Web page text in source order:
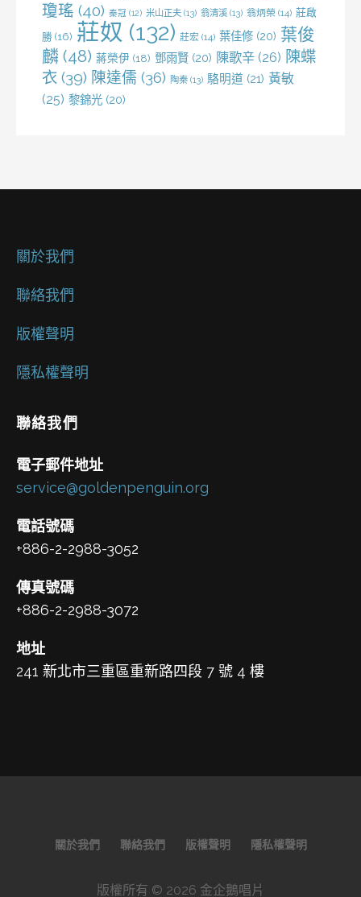
瓊瑤 (40) 秦冠 (12) 米山正夫 (13) 翁清溪 (13) 翁炳榮 (14) 莊啟
勝 (16) 莊奴 (132) 莊宏 (14) 葉佳修 (20) 葉俊
麟 (48) 蔣榮伊 (18) 鄧雨賢 (20) 陳歌辛 (26) 陳蝶
衣 (39) 陳達儒 (36) 陶秦 (13) 駱明道 (21) 黃敏
(25) 黎錦光 (20)
關於我們
聯絡我們
版權聲明
隱私權聲明
聯絡我們
電子郵件地址
service@goldenpenguin.org
電話號碼
+886-2-2988-3052
傳真號碼
+886-2-2988-3072
地址
241 新北市三重區重新路四段 7 號 4 樓
關於我們 聯絡我們 版權聲明 隱私權聲明
版權所有 © 2026 金企鵝唱片